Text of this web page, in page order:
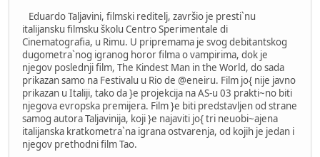
Eduardo Taljavini, filmski reditelj, završio je presti`nu
italijansku filmsku školu Centro Sperimentale di
Cinematografia, u Rimu. U pripremama je svog debitantskog
dugometra`nog igranog horor filma o vampirima, dok je
njegov poslednji film, The Kindest Man in the World, do sada
prikazan samo na Festivalu u Rio de @eneiru. Film jo{ nije javno
prikazan u Italiji, tako da }e projekcija na AS-u 03 prakti~no biti
njegova evropska premijera. Film }e biti predstavljen od strane
samog autora Taljavinija, koji }e najaviti jo{ tri neuobi~ajena
italijanska kratkometra`na igrana ostvarenja, od kojih je jedan i
njegov prethodni film Tao.